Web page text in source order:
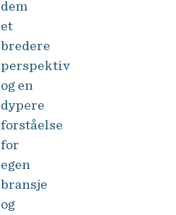
dem
et
bredere
perspektiv
og en
dypere
forståelse
for
egen
bransje
og